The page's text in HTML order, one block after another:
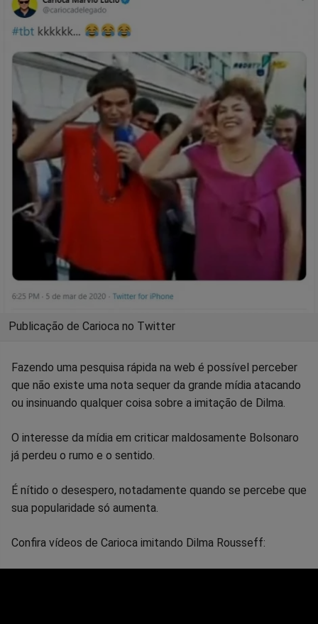
Publicação de Carioca no Twitter
Fazendo uma pesquisa rápida na web é possível perceber
que não existe uma nota sequer da grande mídia atacando
ou insinuando qualquer coisa sobre a imitação de Dilma.
O interesse da mídia em criticar maldosamente Bolsonaro
já perdeu o rumo e o sentido.
É nítido o desespero, notadamente quando se percebe que
sua popularidade só aumenta.
Confira vídeos de Carioca imitando Dilma Rousseff: